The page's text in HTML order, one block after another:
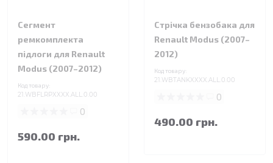
Сегмент
ремкомплекта
підлоги для Renault
Modus (2007–2012)
Код товару:
21.WBFLRPXXXX.ALL.0.00
0
590.00 грн.
Стрічка бензобака для
Renault Modus (2007–
2012)
Код товару:
21.WBTANKXXXX.ALL.0.00
0
490.00 грн.